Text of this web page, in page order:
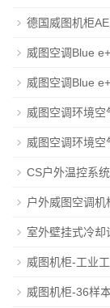
德国威图机柜
威图空调Blue
威图空调Blue
威图空调环境空
威图空调环境空
CS户外温控系
户外威图空调机
室外壁挂式冷却
威图机柜-工业
威图机柜-36样